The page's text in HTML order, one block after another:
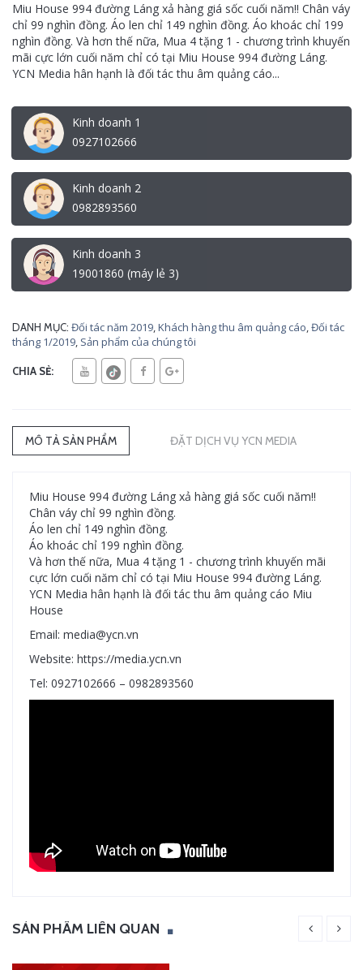
Miu House 994 đường Láng xả hàng giá sốc cuối năm!! Chân váy
chỉ 99 nghìn đồng. Áo len chỉ 149 nghìn đồng. Áo khoác chỉ 199
nghìn đồng. Và hơn thế nữa, Mua 4 tặng 1 - chương trình khuyến
mãi cực lớn cuối năm chỉ có tại Miu House 994 đường Láng.
YCN Media hân hạnh là đối tác thu âm quảng cáo...
Kinh doanh 1
0927102666
Kinh doanh 2
0982893560
Kinh doanh 3
19001860 (máy lẻ 3)
DANH MỤC: Đối tác năm 2019,Khách hàng thu âm quảng cáo,Đối tác
tháng 1/2019, Sản phẩm của chúng tôi
CHIA SẺ:
MÔ TẢ SẢN PHẨM ĐẶT DỊCH VỤ YCN MEDIA
Miu House 994 đường Láng xả hàng giá sốc cuối năm!!
Chân váy chỉ 99 nghìn đồng.
Áo len chỉ 149 nghìn đồng.
Áo khoác chỉ 199 nghìn đồng.
Và hơn thế nữa, Mua 4 tặng 1 - chương trình khuyến mãi
cực lớn cuối năm chỉ có tại Miu House 994 đường Láng.
YCN Media hân hạnh là đối tác thu âm quảng cáo Miu
House
Email: media@ycn.vn
Website: https://media.ycn.vn
Tel: 0927102666 – 0982893560
SẢN PHẨM LIÊN QUAN